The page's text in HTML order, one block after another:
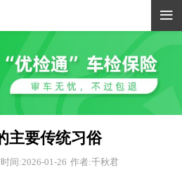

主要传统习俗
间:2026-01-26 作者:千秋君